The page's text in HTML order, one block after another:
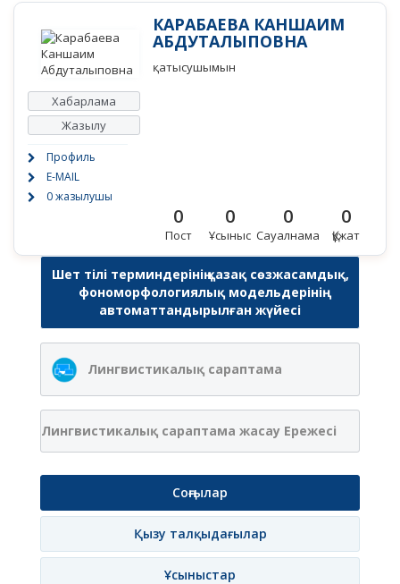
Хабарлама
Жазылу
Профиль
E-MAIL
0 жазылушы
КАРАБАЕВА КАНШАИМ
АБДУТАЛЫПОВНА
қатысушымын
0
Пост
0
Ұсыныс
0
Сауалнама
0
Құжат
Шет тілі терминдерінің қазақ сөзжасамдық,
фономорфологиялық модельдерінің
автоматтандырылған жүйесі
Лингвистикалық сараптама
Лингвистикалық сараптама жасау Ережесі
Соңғылар
Қызу талқыдағылар
Ұсыныстар